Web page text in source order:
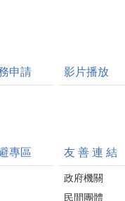
申請 影片播放
專區 友 善 連 結
政府機關
民間團體